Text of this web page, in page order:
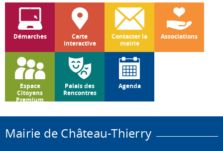
Démarches
Carte
interactive
Contacter la
mairie
Associations
Espace
Citoyens
Premium
Palais des
Rencontres
Agenda
Mairie de Château-Thierry